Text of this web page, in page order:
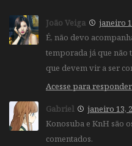
João Veiga
janeiro
É, não devo
temporada já que não
que devem vir a ser
Acesse para responder
Gabriel
janeiro 13,
Konosuba e KnH são
comentados.